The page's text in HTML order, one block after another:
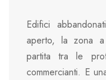
Edifici
aperto, la zona a
partita tra le
commercianti. E